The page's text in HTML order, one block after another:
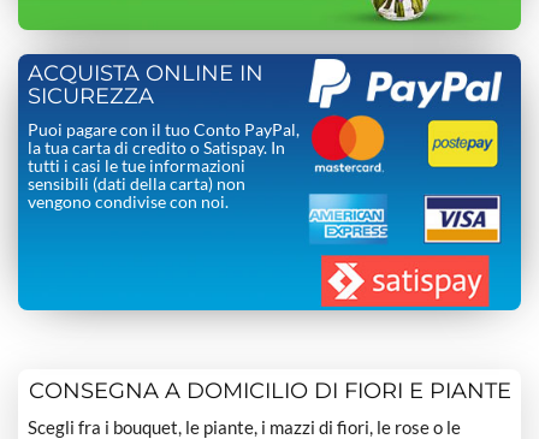
ACQUISTA ONLINE IN
SICUREZZA
Puoi pagare con il tuo Conto PayPal,
la tua carta di credito o Satispay. In
tutti i casi le tue informazioni
sensibili (dati della carta) non
vengono condivise con noi.
CONSEGNA A DOMICILIO DI FIORI E PIANTE
Scegli fra i bouquet, le piante, i mazzi di fiori, le rose o le